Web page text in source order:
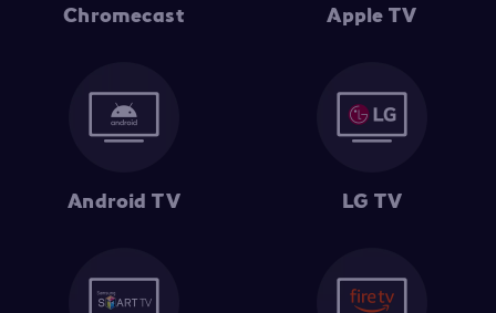
Chromecast Apple TV
Android TV LG TV